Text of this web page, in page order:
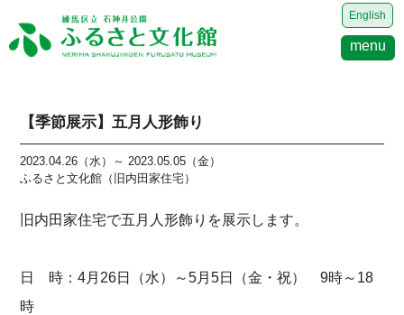
English
menu
【季節展示】五月人形飾り
2023.04.26（水）～ 2023.05.05（金）
ふるさと文化館（旧内田家住宅）
旧内田家住宅で五月人形飾りを展示します。
日 時：4月26日（水）～5月5日（金・祝） 9時～18
時